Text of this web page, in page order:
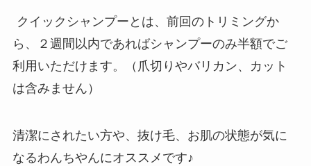
クイックシャンプーとは、前回のトリミングか
ら、２週間以内であればシャンプーのみ半額でご
利用いただけます。（爪切りやバリカン、カット
は含みません）
清潔にされたい方や、抜け毛、お肌の状態が気に
なるわんちやんにオススメです♪